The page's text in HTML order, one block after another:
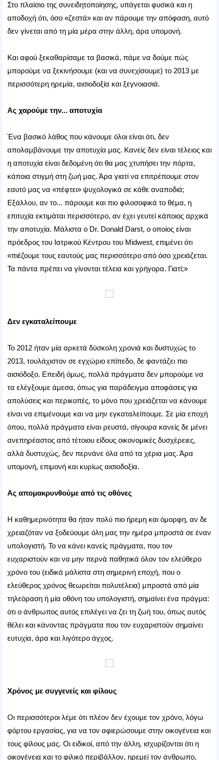
Στο πλαίσιο της συνειδητοποίησης, υπάγεται φυσικά και η
αποδοχή ότι, όσο «ζεστά» και αν πάρουμε την απόφαση, αυτό
δεν γίνεται από τη μία μέρα στην άλλη, άρα υπομονή.
Και αφού ξεκαθαρίσαμε τα βασικά, πάμε να δούμε πώς
μπορούμε να ξεκινήσουμε (και να συνεχίσουμε) το 2013 με
περισσότερη ηρεμία, αισιοδοξία και ξεγνοιασιά.
Ας χαρούμε την... αποτυχία
Ένα βασικό λάθος που κάνουμε όλοι είναι ότι, δεν
απολαμβάνουμε την αποτυχία μας. Κανείς δεν είναι τέλειος και
η αποτυχία είναι δεδομένη ότι θα μας χτυπήσει την πόρτα,
κάποια στιγμή στη ζωή μας. Άρα γιατί να επιτρέπουμε στον
εαυτό μας να «πέφτει» ψυχολογικά σε κάθε αναποδιά;
Εξάλλου, αν το... πάρουμε και πιο φιλοσοφικά το θέμα, η
επιτυχία εκτιμάται περισσότερο, αν έχει γευτεί κάποιος αρχικά
την αποτυχία. Μάλιστα ο Dr. Donald Darst, ο οποίος είναι
πρόεδρος του Ιατρικού Κέντρου του Midwest, επιμένει ότι
«πιέζουμε τους εαυτούς μας περισσότερο από όσο χρειάζεται.
Τα πάντα πρέπει να γίνονται τέλεια και γρήγορα. Γιατί;»
Δεν εγκαταλείπουμε
Το 2012 ήταν μία αρκετά δύσκολη χρονιά και δυστυχώς το
2013, τουλάχιστον σε εγχώριο επίπεδο, δε φαντάζει πιο
αισιόδοξο. Επειδή όμως, πολλά πράγματα δεν μπορούμε να
τα ελέγξουμε άμεσα, όπως για παράδειγμα αποφάσεις για
απολύσεις και περικοπές, το μόνο που χρειάζεται να κάνουμε
είναι να επιμένουμε και να μην εγκαταλείπουμε. Σε μία εποχή
όπου, πολλά πράγματα είναι ρευστά, σίγουρα κανείς δε μένει
ανεπηρέαστος από τέτοιου είδους οικονομικές δυσχέρειες,
αλλά δυστυχώς, δεν περνάνε όλα από τα χέρια μας. Άρα
υπομονή, επιμονή και κυρίως αισιοδοξία.
Ας απομακρυνθούμε από τις οθόνες
Η καθημερινότητα θα ήταν πολύ πιο ήρεμη και όμορφη, αν δε
χρειαζόταν να ξοδεύουμε όλη μας την ημέρα μπροστά σε έναν
υπολογιστή. Το να κάνει κανείς πράγματα, που τον
ευχαριστούν και να μην περνά παθητικά όλον τον ελεύθερο
χρόνο του (ειδικά μάλιστα στη σημερινή εποχή, που ο
ελεύθερος χρόνος θεωρείται πολυτέλεια) μπροστά από μία
τηλεόραση ή μία οθόνη του υπολογιστή, σημαίνει ένα πράγμα:
ότι ο άνθρωπος αυτός επιλέγει να ζει τη ζωή του, όπως αυτός
θέλει και κάνοντας πράγματα που τον ευχαριστούν σημαίνει
ευτυχία, άρα και λιγότερο άγχος.
Χρόνος με συγγενείς και φίλους
Οι περισσότεροι λέμε ότι πλέον δεν έχουμε τον χρόνο, λόγω
φόρτου εργασίας, για να τον αφιερώσουμε στην οικογένεια και
τους φίλους μας. Οι ειδικοί, από την άλλη, ισχυρίζονται ότι η
οικογένεια και το φιλικό περιβάλλον, ηρεμεί τον άνθρωπο,